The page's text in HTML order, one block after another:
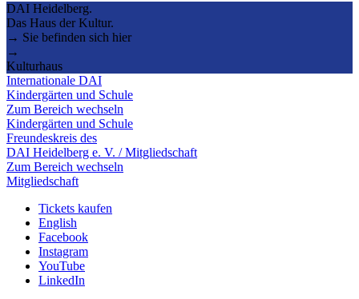
DAI Heidelberg.
Das Haus der Kultur.
→ Sie befinden sich hier
→
Kulturhaus
Internationale DAI
Kindergärten und Schule
Zum Bereich wechseln
Kindergärten und Schule
Freundeskreis des
DAI Heidelberg e. V. / Mitgliedschaft
Zum Bereich wechseln
Mitgliedschaft
Tickets kaufen
English
Facebook
Instagram
YouTube
LinkedIn